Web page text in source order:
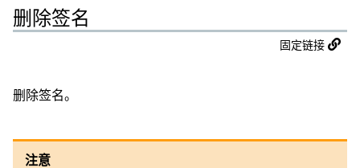
删除签名
固定链接
删除签名。
注意